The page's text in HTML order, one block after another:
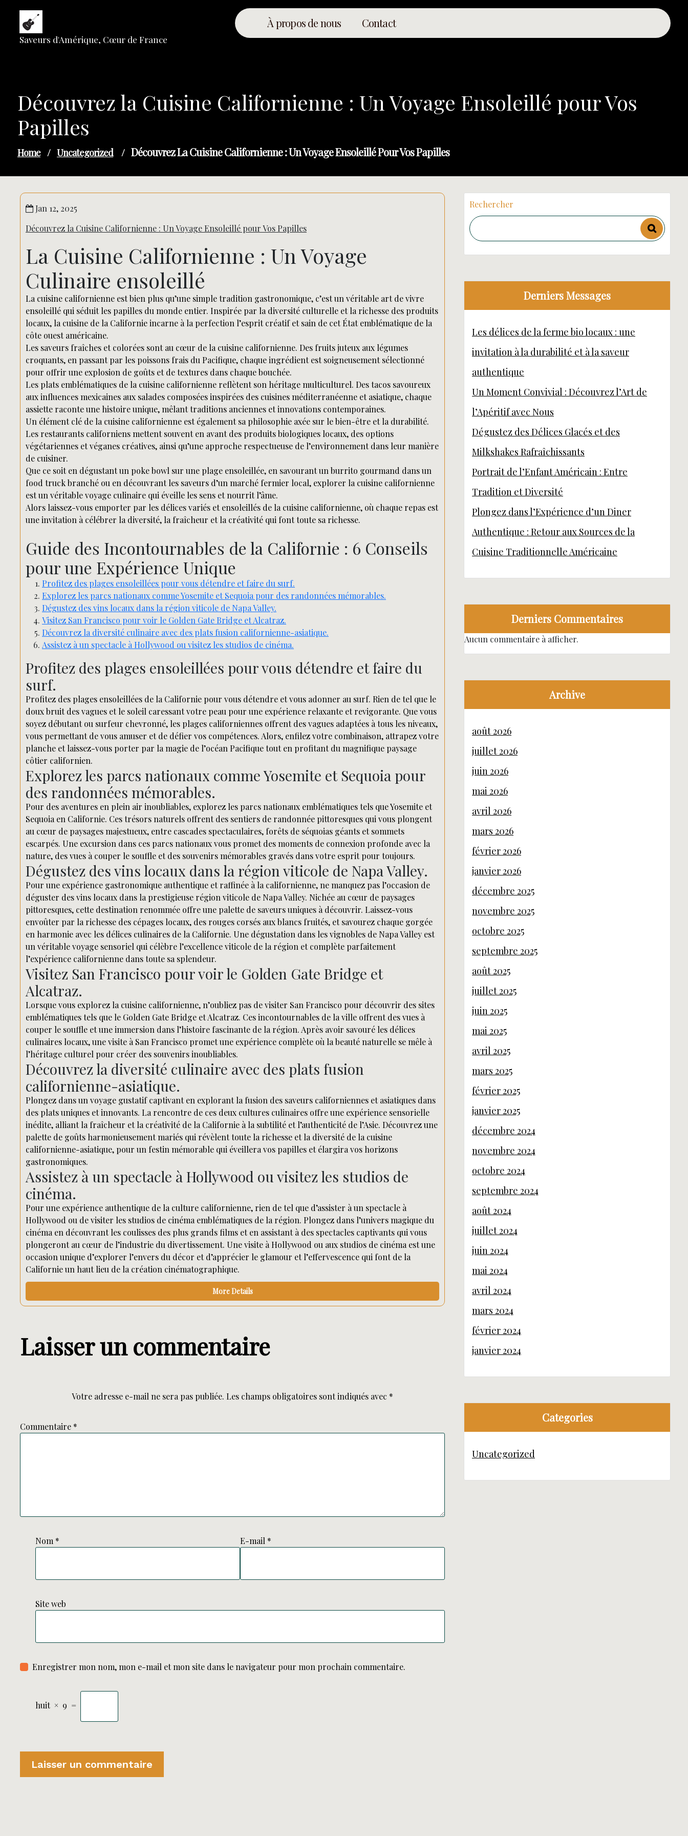
content
Saveurs d'Amérique, Cœur de France
À propos de nous Contact
Découvrez la Cuisine Californienne : Un Voyage Ensoleillé pour Vos
Papilles
Home / Uncategorized / Découvrez La Cuisine Californienne : Un Voyage Ensoleillé Pour Vos Papilles
Jan 12, 2025
Découvrez la Cuisine Californienne : Un Voyage Ensoleillé pour Vos Papilles
La Cuisine Californienne : Un Voyage
Culinaire ensoleillé
La cuisine californienne est bien plus qu’une simple tradition gastronomique, c’est un véritable art de vivre
ensoleillé qui séduit les papilles du monde entier. Inspirée par la diversité culturelle et la richesse des produits
locaux, la cuisine de la Californie incarne à la perfection l’esprit créatif et sain de cet État emblématique de la
côte ouest américaine.
Les saveurs fraîches et colorées sont au cœur de la cuisine californienne. Des fruits juteux aux légumes
croquants, en passant par les poissons frais du Pacifique, chaque ingrédient est soigneusement sélectionné
pour offrir une explosion de goûts et de textures dans chaque bouchée.
Les plats emblématiques de la cuisine californienne reflètent son héritage multiculturel. Des tacos savoureux
aux influences mexicaines aux salades composées inspirées des cuisines méditerranéenne et asiatique, chaque
assiette raconte une histoire unique, mêlant traditions anciennes et innovations contemporaines.
Un élément clé de la cuisine californienne est également sa philosophie axée sur le bien-être et la durabilité.
Les restaurants californiens mettent souvent en avant des produits biologiques locaux, des options
végétariennes et véganes créatives, ainsi qu’une approche respectueuse de l’environnement dans leur manière
de cuisiner.
Que ce soit en dégustant un poke bowl sur une plage ensoleillée, en savourant un burrito gourmand dans un
food truck branché ou en découvrant les saveurs d’un marché fermier local, explorer la cuisine californienne
est un véritable voyage culinaire qui éveille les sens et nourrit l’âme.
Alors laissez-vous emporter par les délices variés et ensoleillés de la cuisine californienne, où chaque repas est
une invitation à célébrer la diversité, la fraîcheur et la créativité qui font toute sa richesse.
Guide des Incontournables de la Californie : 6 Conseils
pour une Expérience Unique
Profitez des plages ensoleillées pour vous détendre et faire du surf.
Explorez les parcs nationaux comme Yosemite et Sequoia pour des randonnées mémorables.
Dégustez des vins locaux dans la région viticole de Napa Valley.
Visitez San Francisco pour voir le Golden Gate Bridge et Alcatraz.
Découvrez la diversité culinaire avec des plats fusion californienne-asiatique.
Assistez à un spectacle à Hollywood ou visitez les studios de cinéma.
Profitez des plages ensoleillées pour vous détendre et faire du
surf.
Profitez des plages ensoleillées de la Californie pour vous détendre et vous adonner au surf. Rien de tel que le
doux bruit des vagues et le soleil caressant votre peau pour une expérience relaxante et revigorante. Que vous
soyez débutant ou surfeur chevronné, les plages californiennes offrent des vagues adaptées à tous les niveaux,
vous permettant de vous amuser et de défier vos compétences. Alors, enfilez votre combinaison, attrapez votre
planche et laissez-vous porter par la magie de l’océan Pacifique tout en profitant du magnifique paysage
côtier californien.
Explorez les parcs nationaux comme Yosemite et Sequoia pour
des randonnées mémorables.
Pour des aventures en plein air inoubliables, explorez les parcs nationaux emblématiques tels que Yosemite et
Sequoia en Californie. Ces trésors naturels offrent des sentiers de randonnée pittoresques qui vous plongent
au cœur de paysages majestueux, entre cascades spectaculaires, forêts de séquoias géants et sommets
escarpés. Une excursion dans ces parcs nationaux vous promet des moments de connexion profonde avec la
nature, des vues à couper le souffle et des souvenirs mémorables gravés dans votre esprit pour toujours.
Dégustez des vins locaux dans la région viticole de Napa Valley.
Pour une expérience gastronomique authentique et raffinée à la californienne, ne manquez pas l’occasion de
déguster des vins locaux dans la prestigieuse région viticole de Napa Valley. Nichée au cœur de paysages
pittoresques, cette destination renommée offre une palette de saveurs uniques à découvrir. Laissez-vous
envoûter par la richesse des cépages locaux, des rouges corsés aux blancs fruités, et savourez chaque gorgée
en harmonie avec les délices culinaires de la Californie. Une dégustation dans les vignobles de Napa Valley est
un véritable voyage sensoriel qui célèbre l’excellence viticole de la région et complète parfaitement
l’expérience californienne dans toute sa splendeur.
Visitez San Francisco pour voir le Golden Gate Bridge et
Alcatraz.
Lorsque vous explorez la cuisine californienne, n’oubliez pas de visiter San Francisco pour découvrir des sites
emblématiques tels que le Golden Gate Bridge et Alcatraz. Ces incontournables de la ville offrent des vues à
couper le souffle et une immersion dans l’histoire fascinante de la région. Après avoir savouré les délices
culinaires locaux, une visite à San Francisco promet une expérience complète où la beauté naturelle se mêle à
l’héritage culturel pour créer des souvenirs inoubliables.
Découvrez la diversité culinaire avec des plats fusion
californienne-asiatique.
Plongez dans un voyage gustatif captivant en explorant la fusion des saveurs californiennes et asiatiques dans
des plats uniques et innovants. La rencontre de ces deux cultures culinaires offre une expérience sensorielle
inédite, alliant la fraîcheur et la créativité de la Californie à la subtilité et l’authenticité de l’Asie. Découvrez une
palette de goûts harmonieusement mariés qui révèlent toute la richesse et la diversité de la cuisine
californienne-asiatique, pour un festin mémorable qui éveillera vos papilles et élargira vos horizons
gastronomiques.
Assistez à un spectacle à Hollywood ou visitez les studios de
cinéma.
Pour une expérience authentique de la culture californienne, rien de tel que d’assister à un spectacle à
Hollywood ou de visiter les studios de cinéma emblématiques de la région. Plongez dans l’univers magique du
cinéma en découvrant les coulisses des plus grands films et en assistant à des spectacles captivants qui vous
plongeront au cœur de l’industrie du divertissement. Une visite à Hollywood ou aux studios de cinéma est une
occasion unique d’explorer l’envers du décor et d’apprécier le glamour et l’effervescence qui font de la
Californie un haut lieu de la création cinématographique.
More Details
Laisser un commentaire
Votre adresse e-mail ne sera pas publiée. Les champs obligatoires sont indiqués avec *
Commentaire *
Nom * E-mail *
Site web
Enregistrer mon nom, mon e-mail et mon site dans le navigateur pour mon prochain commentaire.
huit × 9 =
Rechercher
Derniers Messages
Les délices de la ferme bio locaux : une
invitation à la durabilité et à la saveur
authentique
Un Moment Convivial : Découvrez l’Art de
l’Apéritif avec Nous
Dégustez des Délices Glacés et des
Milkshakes Rafraîchissants
Portrait de l’Enfant Américain : Entre
Tradition et Diversité
Plongez dans l’Expérience d’un Diner
Authentique : Retour aux Sources de la
Cuisine Traditionnelle Américaine
Derniers Commentaires
Aucun commentaire à afficher.
Archive
août 2026
juillet 2026
juin 2026
mai 2026
avril 2026
mars 2026
février 2026
janvier 2026
décembre 2025
novembre 2025
octobre 2025
septembre 2025
août 2025
juillet 2025
juin 2025
mai 2025
avril 2025
mars 2025
février 2025
janvier 2025
décembre 2024
novembre 2024
octobre 2024
septembre 2024
août 2024
juillet 2024
juin 2024
mai 2024
avril 2024
mars 2024
février 2024
janvier 2024
Categories
Uncategorized